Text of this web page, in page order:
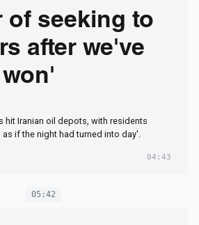
of seeking to
after we've
hit Iranian oil depots, with residents
as if the night had turned into day'.
04:43
05:42